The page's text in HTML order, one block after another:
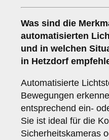
Was sind die
automatisierten
und in welchen
in Hetzdorf
Automatisierte
Bewegungen
entsprechend ein-
Sie ist ideal für die
Sicherheitskameras